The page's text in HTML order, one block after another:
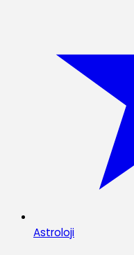
Astroloji